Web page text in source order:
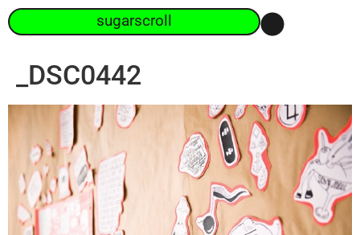
sugarscroll
_DSC0442